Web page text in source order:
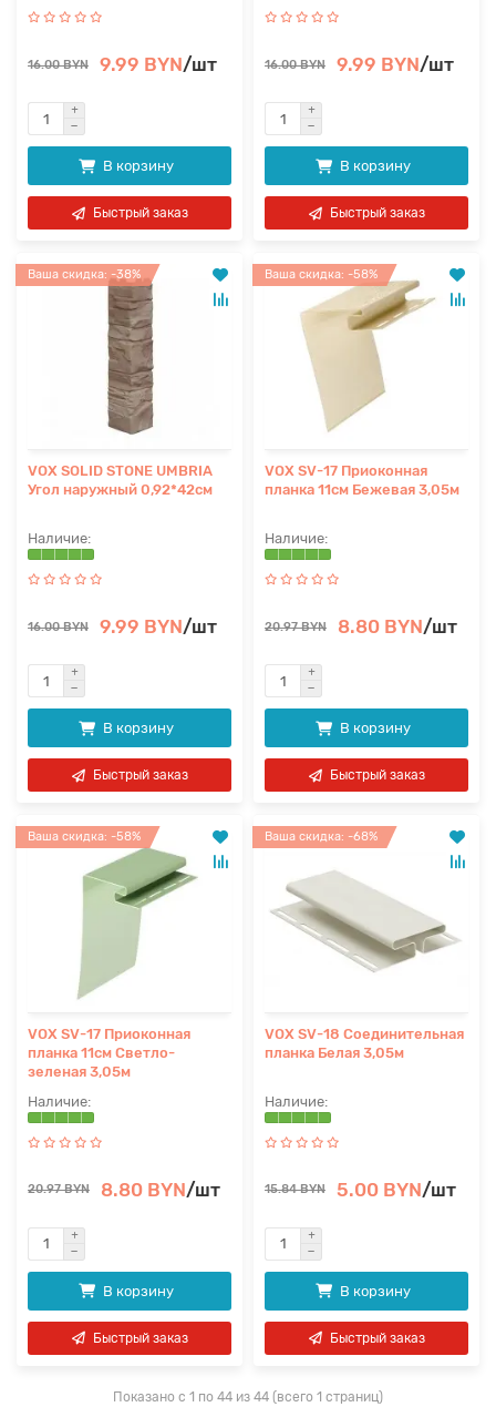
16.00 BYN 9.99 BYN/шт
В корзину
Быстрый заказ
16.00 BYN 9.99 BYN/шт
В корзину
Быстрый заказ
Ваша скидка: -38%
VOX SOLID STONE UMBRIA
Угол наружный 0,92*42см
16.00 BYN 9.99 BYN/шт
В корзину
Быстрый заказ
Ваша скидка: -58%
VOX SV-17 Приоконная
планка 11см Бежевая 3,05м
20.97 BYN 8.80 BYN/шт
В корзину
Быстрый заказ
Ваша скидка: -58%
VOX SV-17 Приоконная
планка 11см Светло-
зеленая 3,05м
20.97 BYN 8.80 BYN/шт
В корзину
Быстрый заказ
Ваша скидка: -68%
VOX SV-18 Соединительная
планка Белая 3,05м
15.84 BYN 5.00 BYN/шт
В корзину
Быстрый заказ
Показано с 1 по 44 из 44 (всего 1 страниц)